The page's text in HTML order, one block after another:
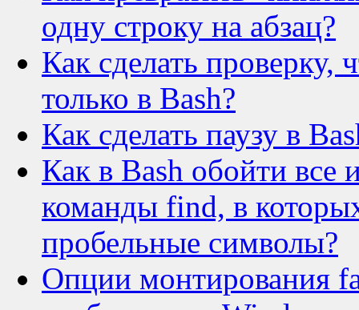
одну строку на абзац?
Как сделать проверку,
только в Bash?
Как сделать паузу в
Как в Bash обойти все
команды find, в
пробельные символы?
Опции монтирования